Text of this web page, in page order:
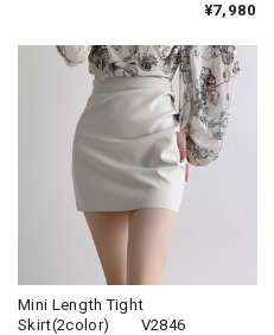
¥7,980
Mini Length Tight
Skirt(2color) V2846